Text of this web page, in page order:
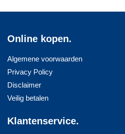
Online kopen.
Algemene voorwaarden
Privacy Policy
Disclaimer
Veilig betalen
Klantenservice.